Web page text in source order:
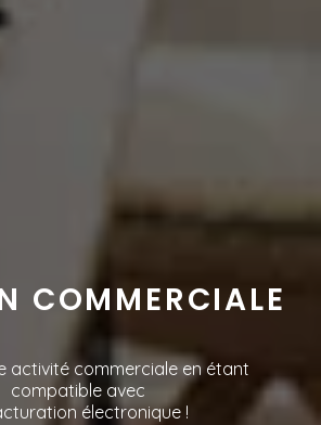
COMMERCIALE
activité commerciale en étant
compatible avec
électronique !